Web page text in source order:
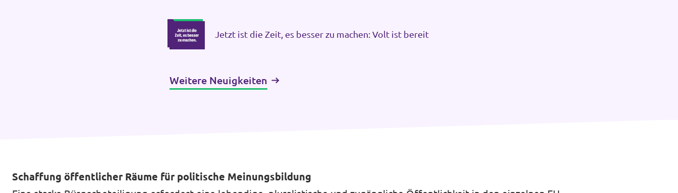
Schaffung öffentlicher Räume für politische Meinungsbildung
Jetzt ist die Zeit, es besser zu machen: Volt ist bereit
Weitere Neuigkeiten